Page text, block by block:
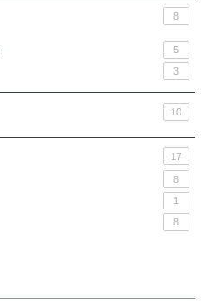
8
5
3
10
17
8
1
8